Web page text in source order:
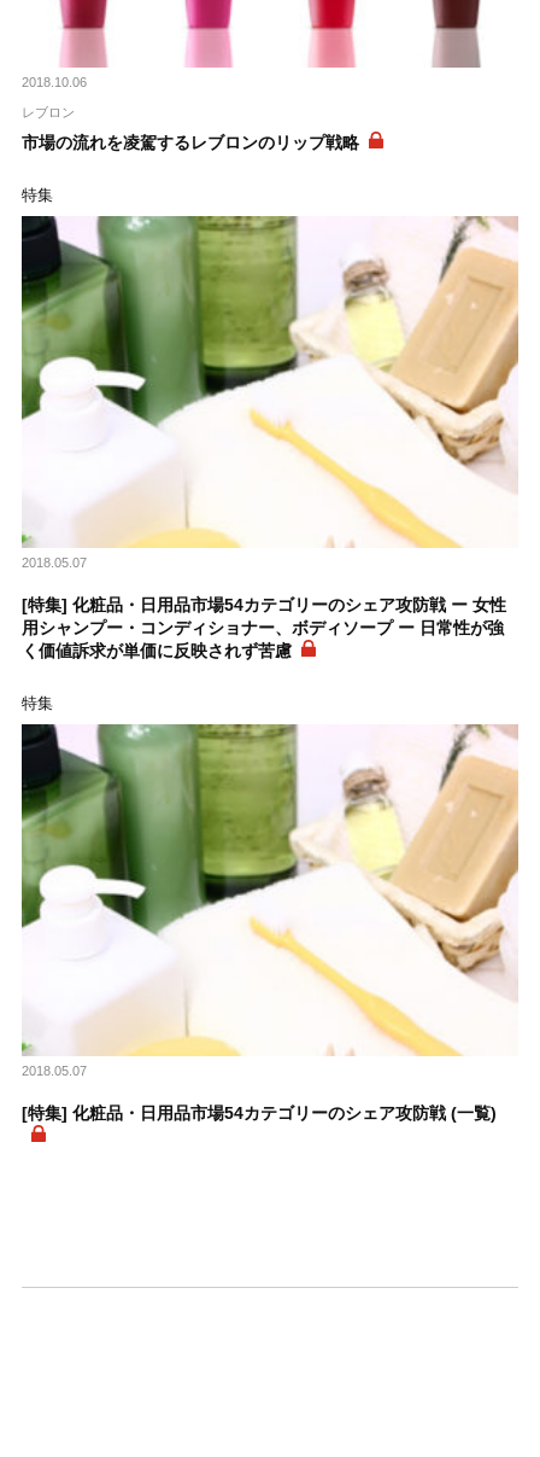
2018.10.06
レブロン
市場の流れを凌駕するレブロンのリップ戦略
特集
2018.05.07
[特集] 化粧品・日用品市場54カテゴリーのシェア攻防戦 ー 女性
用シャンプー・コンディショナー、ボディソープ ー 日常性が強
く価値訴求が単価に反映されず苦慮
特集
2018.05.07
[特集] 化粧品・日用品市場54カテゴリーのシェア攻防戦 (一覧)